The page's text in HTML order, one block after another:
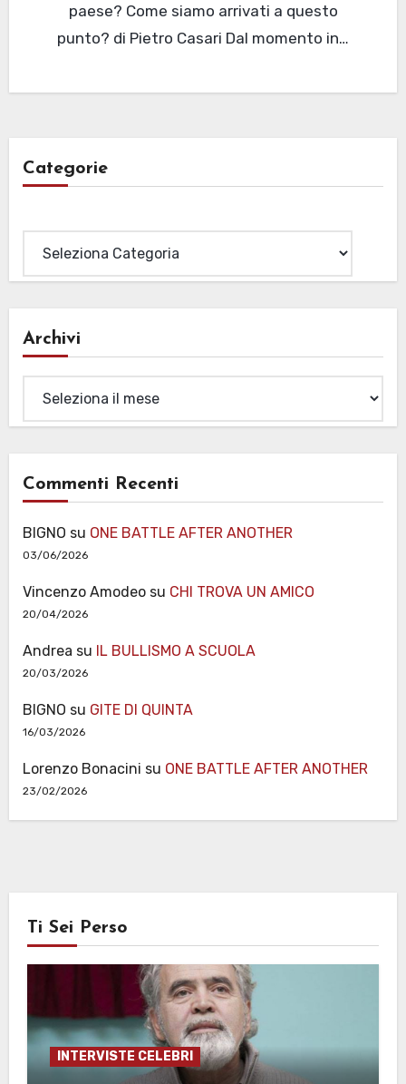
paese? Come siamo arrivati a questo
punto? di Pietro Casari Dal momento in…
Categorie
Archivi
Commenti Recenti
BIGNO su ONE BATTLE AFTER ANOTHER
03/06/2026
Vincenzo Amodeosu CHI TROVA UN AMICO
20/04/2026
Andrea su IL BULLISMO A SCUOLA
20/03/2026
BIGNO su GITE DI QUINTA
16/03/2026
Lorenzo Bonacini su ONE BATTLE AFTER ANOTHER
23/02/2026
Ti Sei Perso
INTERVISTE CELEBRI